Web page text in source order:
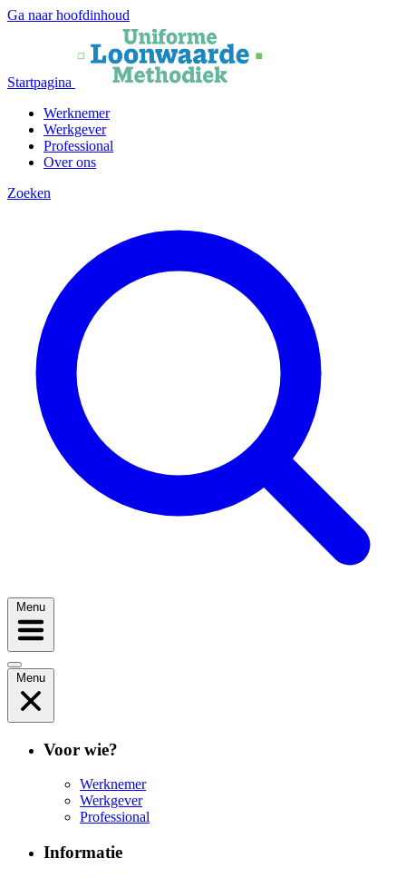
Ga naar hoofdinhoud
Startpagina
Werknemer
Werkgever
Professional
Over ons
Zoeken
Menu
Menu
Voor wie?
Werknemer
Werkgever
Professional
Informatie